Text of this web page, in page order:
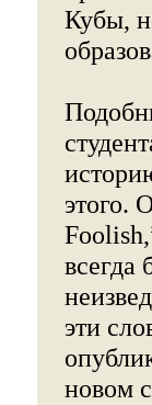
Кубы,
этого.
всегда
эти
новом